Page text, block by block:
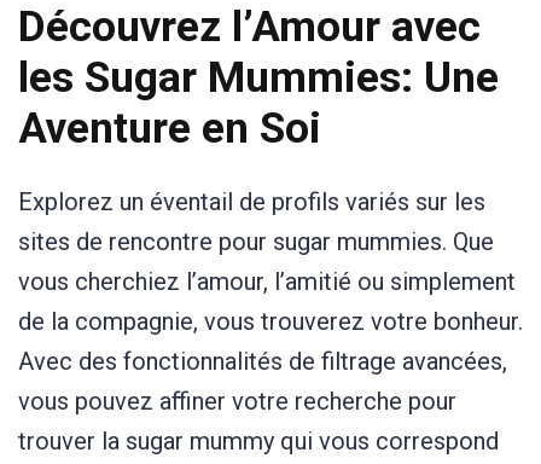
Découvrez l’Amour avec
les Sugar Mummies: Une
Aventure en Soi
Explorez un éventail de profils variés sur les
sites de rencontre pour sugar mummies. Que
vous cherchiez l’amour, l’amitié ou simplement
de la compagnie, vous trouverez votre bonheur.
Avec des fonctionnalités de filtrage avancées,
vous pouvez affiner votre recherche pour
trouver la sugar mummy qui vous correspond